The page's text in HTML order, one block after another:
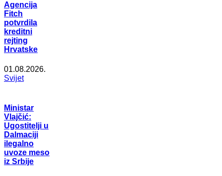
Agencija
Fitch
potvrdila
kreditni
rejting
Hrvatske
01.08.2026.
Svijet
Ministar
Vlajčić:
Ugostitelji u
Dalmaciji
ilegalno
uvoze meso
iz Srbije